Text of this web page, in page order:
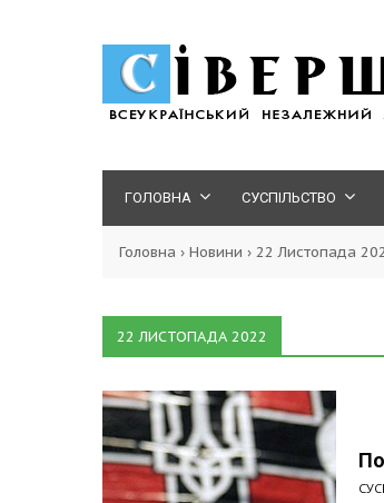
ГОЛОВНА СУСПІЛЬСТВО
Головна › Новини › 22 Листопада
22 ЛИСТОПАДА 2022